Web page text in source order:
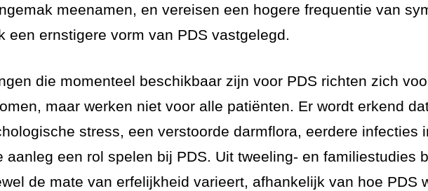
meenamen, en vereisen een hogere frequentie van
een ernstigere vorm van PDS vastgelegd.
die momenteel beschikbaar zijn voor PDS richten zich
maar werken niet voor alle patiënten. Er wordt erkend
stress, een verstoorde darmflora, eerdere infecties
aanleg een rol spelen bij PDS. Uit tweeling- en familiestudies
de mate van erfelijkheid varieert, afhankelijk van hoe PDS